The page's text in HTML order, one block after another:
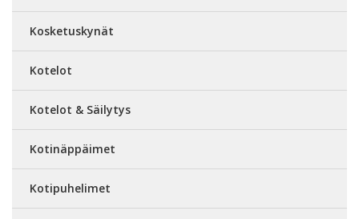
Kosketuskynät
Kotelot
Kotelot & Säilytys
Kotinäppäimet
Kotipuhelimet